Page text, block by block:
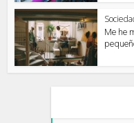
Me he